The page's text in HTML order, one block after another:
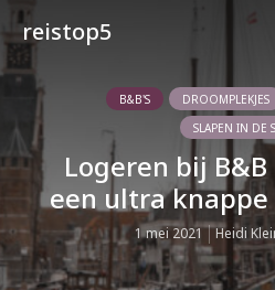
reistop5
B&B'S DROOMPLEKJES
SLAPEN IN DE
Logeren bij
een ultra
1 mei 2021 Heidi